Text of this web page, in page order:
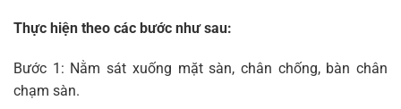
Thực hiện theo các bước như sau:
Bước 1: Nằm sát xuống mặt sàn, chân chống, bàn chân
chạm sàn.